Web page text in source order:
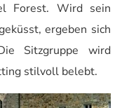
Forest. Wird sein
ergeben sich
Sitzgruppe wird
stilvoll belebt.